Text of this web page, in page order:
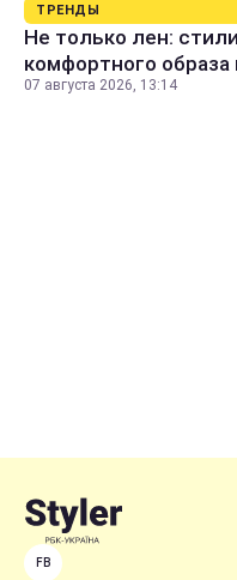
ТРЕНДЫ
Не только лен:
комфортного образа
07 августа 2026, 13:14
FB